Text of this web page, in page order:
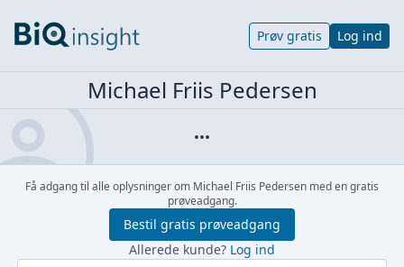
Prøv gratis Log ind
Michael Friis Pedersen
Få adgang til alle oplysninger om Michael Friis Pedersen med en gratis
prøveadgang.
Bestil gratis prøveadgang
Allerede kunde? Log ind